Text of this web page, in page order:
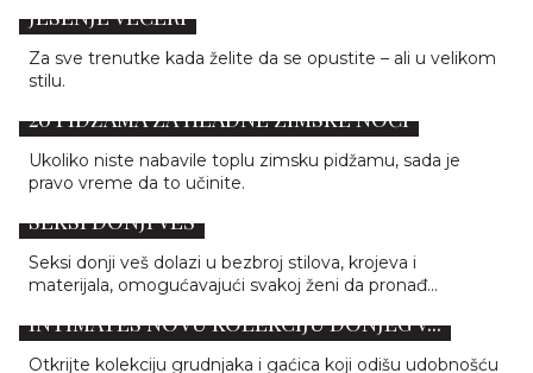
JESENJE VEČERI
Za sve trenutke kada želite da se opustite – ali u velikom
stilu.
20 PIDŽAMA ZA HLADNE ZIMSKE NOĆI
Ukoliko niste nabavile toplu zimsku pidžamu, sada je
pravo vreme da to učinite.
SEKSI DONJI VEŠ
Seksi donji veš dolazi u bezbroj stilova, krojeva i
materijala, omogućavajući svakoj ženi da pronađ...
DŽENIFER LOPEZ PREDSTAVLJA SILKY
INTIMATES NOVU KOLEKCIJU DONJEG V...
Otkrijte kolekciju grudnjaka i gaćica koji odišu udobnošću